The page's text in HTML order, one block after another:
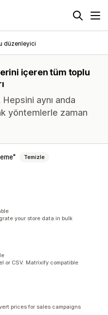
düzenleyici
içeren tüm toplu
aynı anda
yöntemlerle zaman
Temizle
your store data in bulk
or CSV. Matrixify compatible
prices for sales campaigns